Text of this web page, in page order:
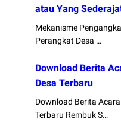
atau Yang
Mekanisme
Perangkat Desa …
Download Berita
Desa Terbaru
Download Berita
Terbaru Rembuk S…